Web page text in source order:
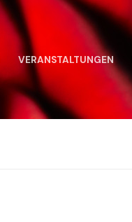
VERANSTALTUNGEN